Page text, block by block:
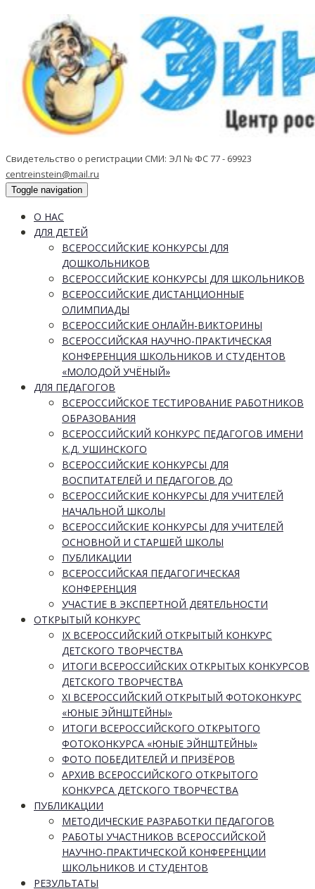
Свидетельство о регистрации СМИ: ЭЛ № ФС 77 - 69923
centreinstein@mail.ru
Toggle navigation
О НАС
ДЛЯ ДЕТЕЙ
ВСЕРОССИЙСКИЕ КОНКУРСЫ ДЛЯ
ДОШКОЛЬНИКОВ
ВСЕРОССИЙСКИЕ КОНКУРСЫ ДЛЯ ШКОЛЬНИКОВ
ВСЕРОССИЙСКИЕ ДИСТАНЦИОННЫЕ
ОЛИМПИАДЫ
ВСЕРОССИЙСКИЕ ОНЛАЙН-ВИКТОРИНЫ
ВСЕРОССИЙСКАЯ НАУЧНО-ПРАКТИЧЕСКАЯ
КОНФЕРЕНЦИЯ ШКОЛЬНИКОВ И СТУДЕНТОВ
«МОЛОДОЙ УЧЁНЫЙ»
ДЛЯ ПЕДАГОГОВ
ВСЕРОССИЙСКОЕ ТЕСТИРОВАНИЕ РАБОТНИКОВ
ОБРАЗОВАНИЯ
ВСЕРОССИЙСКИЙ КОНКУРС ПЕДАГОГОВ ИМЕНИ
К.Д. УШИНСКОГО
ВСЕРОССИЙСКИЕ КОНКУРСЫ ДЛЯ
ВОСПИТАТЕЛЕЙ И ПЕДАГОГОВ ДО
ВСЕРОССИЙСКИЕ КОНКУРСЫ ДЛЯ УЧИТЕЛЕЙ
НАЧАЛЬНОЙ ШКОЛЫ
ВСЕРОССИЙСКИЕ КОНКУРСЫ ДЛЯ УЧИТЕЛЕЙ
ОСНОВНОЙ И СТАРШЕЙ ШКОЛЫ
ПУБЛИКАЦИИ
ВСЕРОССИЙСКАЯ ПЕДАГОГИЧЕСКАЯ
КОНФЕРЕНЦИЯ
УЧАСТИЕ В ЭКСПЕРТНОЙ ДЕЯТЕЛЬНОСТИ
ОТКРЫТЫЙ КОНКУРС
IX ВСЕРОССИЙСКИЙ ОТКРЫТЫЙ КОНКУРС
ДЕТСКОГО ТВОРЧЕСТВА
ИТОГИ ВСЕРОССИЙСКИХ ОТКРЫТЫХ КОНКУРСОВ
ДЕТСКОГО ТВОРЧЕСТВА
XI ВСЕРОССИЙСКИЙ ОТКРЫТЫЙ ФОТОКОНКУРС
«ЮНЫЕ ЭЙНШТЕЙНЫ»
ИТОГИ ВСЕРОССИЙСКОГО ОТКРЫТОГО
ФОТОКОНКУРСА «ЮНЫЕ ЭЙНШТЕЙНЫ»
ФОТО ПОБЕДИТЕЛЕЙ И ПРИЗЁРОВ
АРХИВ ВСЕРОССИЙСКОГО ОТКРЫТОГО
КОНКУРСА ДЕТСКОГО ТВОРЧЕСТВА
ПУБЛИКАЦИИ
МЕТОДИЧЕСКИЕ РАЗРАБОТКИ ПЕДАГОГОВ
РАБОТЫ УЧАСТНИКОВ ВСЕРОССИЙСКОЙ
НАУЧНО-ПРАКТИЧЕСКОЙ КОНФЕРЕНЦИИ
ШКОЛЬНИКОВ И СТУДЕНТОВ
РЕЗУЛЬТАТЫ